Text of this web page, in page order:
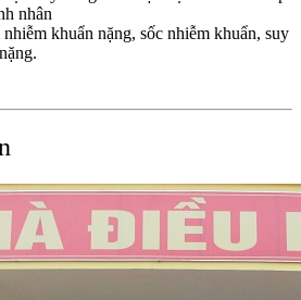
nhân
khuẩn nặng, sốc nhiễm khuẩn, suy